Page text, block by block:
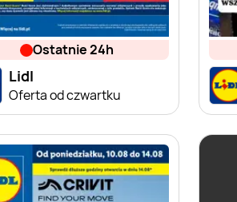
ostatnie 24h
Lidl
Oferta od czwartku